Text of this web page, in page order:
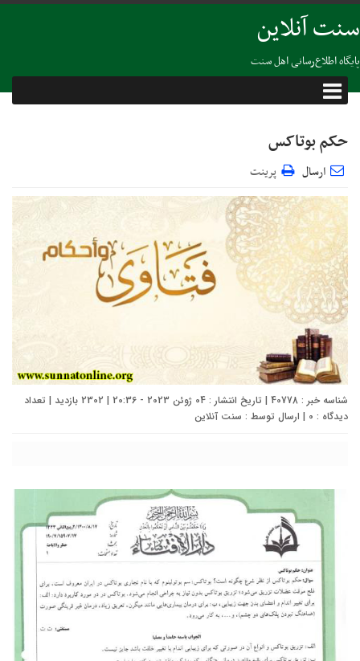
سنت آنلاین
پایگاه اطلاع‌رسانی اهل سنت
حکم بوتاکس
ارسال پرینت
شناسه خبر : 40778 | تاریخ انتشار : 04 ژوئن 2023 - 20:36 | 2302 بازدید | تعداد
دیدگاه : 0 | ارسال توسط : سنت آنلاین